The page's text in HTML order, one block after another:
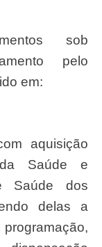
pelo
em:
da Saúde e
Saúde dos
delas a